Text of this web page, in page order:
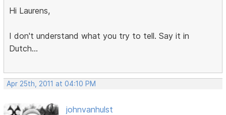
Hi Laurens,
I don't understand what you try to tell. Say it in
Dutch...
Apr 25th, 2011 at 04:10 PM
johnvanhulst